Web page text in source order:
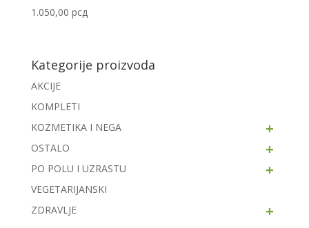
1.050,00 рсд
Kategorije proizvoda
AKCIJE
KOMPLETI
KOZMETIKA I NEGA
+
OSTALO +
PO POLU I UZRASTU +
VEGETARIJANSKI
ZDRAVLJE
+